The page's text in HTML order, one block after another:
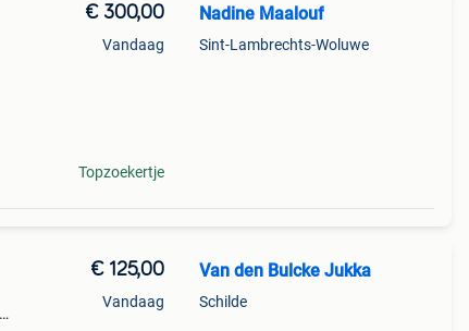
€ 300,00
Vandaag
Topzoekertje
Nadine Maalouf
Sint-Lambrechts-Woluwe
€ 125,00
Vandaag
Van den Bulcke Jukka
Schilde